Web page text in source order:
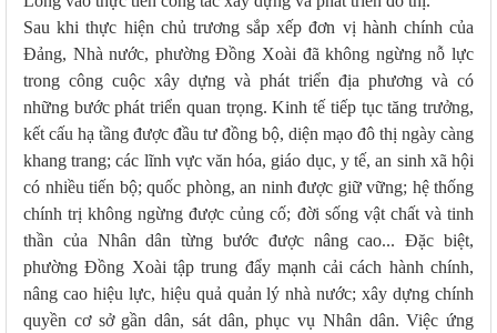
Sau khi thực hiện chủ trương sắp xếp đơn vị hành chính của
Đảng, Nhà nước, phường Đồng Xoài đã không ngừng nỗ lực
trong công cuộc xây dựng và phát triển địa phương và có
những bước phát triển quan trọng. Kinh tế tiếp tục tăng trưởng,
kết cấu hạ tầng được đầu tư đồng bộ, diện mạo đô thị ngày càng
khang trang; các lĩnh vực văn hóa, giáo dục, y tế, an sinh xã hội
có nhiều tiến bộ; quốc phòng, an ninh được giữ vững; hệ thống
chính trị không ngừng được củng cố; đời sống vật chất và tinh
thần của Nhân dân từng bước được nâng cao... Đặc biệt,
phường Đồng Xoài tập trung đẩy mạnh cải cách hành chính,
nâng cao hiệu lực, hiệu quả quản lý nhà nước; xây dựng chính
quyền cơ sở gần dân, sát dân, phục vụ Nhân dân. Việc ứng